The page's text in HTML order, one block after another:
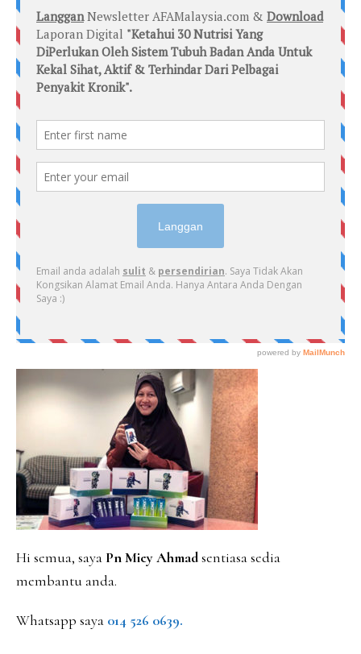
PRIMARY
SIDEBAR
Hi semua, saya Pn Miey Ahmadsentiasa sedia
membantu anda.
Whatsapp saya 014 526 0639.